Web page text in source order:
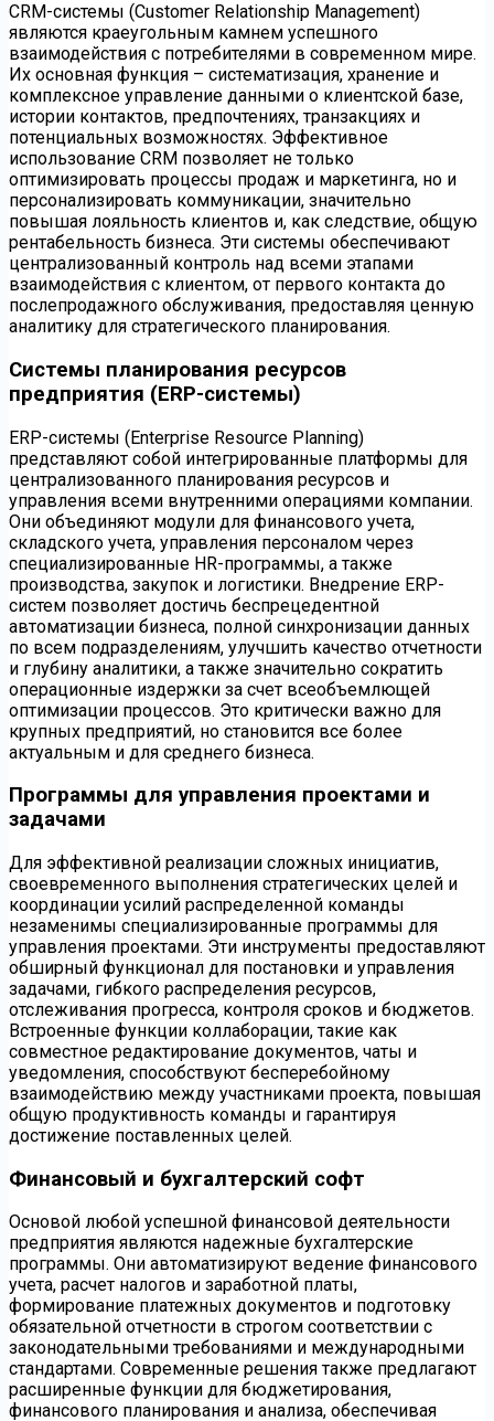
CRM-системы (Customer Relationship Management)
являются краеугольным камнем успешного
взаимодействия с потребителями в современном мире.
Их основная функция – систематизация, хранение и
комплексное управление данными о клиентской базе,
истории контактов, предпочтениях, транзакциях и
потенциальных возможностях. Эффективное
использование CRM позволяет не только
оптимизировать процессы продаж и маркетинга, но и
персонализировать коммуникации, значительно
повышая лояльность клиентов и, как следствие, общую
рентабельность бизнеса. Эти системы обеспечивают
централизованный контроль над всеми этапами
взаимодействия с клиентом, от первого контакта до
послепродажного обслуживания, предоставляя ценную
аналитику для стратегического планирования.
Системы планирования ресурсов
предприятия (ERP-системы)
ERP-системы (Enterprise Resource Planning)
представляют собой интегрированные платформы для
централизованного планирования ресурсов и
управления всеми внутренними операциями компании.
Они объединяют модули для финансового учета,
складского учета, управления персоналом через
специализированные HR-программы, а также
производства, закупок и логистики. Внедрение ERP-
систем позволяет достичь беспрецедентной
автоматизации бизнеса, полной синхронизации данных
по всем подразделениям, улучшить качество отчетности
и глубину аналитики, а также значительно сократить
операционные издержки за счет всеобъемлющей
оптимизации процессов. Это критически важно для
крупных предприятий, но становится все более
актуальным и для среднего бизнеса.
Программы для управления проектами и
задачами
Для эффективной реализации сложных инициатив,
своевременного выполнения стратегических целей и
координации усилий распределенной команды
незаменимы специализированные программы для
управления проектами. Эти инструменты предоставляют
обширный функционал для постановки и управления
задачами, гибкого распределения ресурсов,
отслеживания прогресса, контроля сроков и бюджетов.
Встроенные функции коллаборации, такие как
совместное редактирование документов, чаты и
уведомления, способствуют бесперебойному
взаимодействию между участниками проекта, повышая
общую продуктивность команды и гарантируя
достижение поставленных целей.
Финансовый и бухгалтерский софт
Основой любой успешной финансовой деятельности
предприятия являются надежные бухгалтерские
программы. Они автоматизируют ведение финансового
учета, расчет налогов и заработной платы,
формирование платежных документов и подготовку
обязательной отчетности в строгом соответствии с
законодательными требованиями и международными
стандартами. Современные решения также предлагают
расширенные функции для бюджетирования,
финансового планирования и анализа, обеспечивая